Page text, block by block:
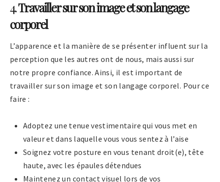
4.Travailler sur son image et son langage
corporel
L’apparence et la manière de se présenter influent sur la
perception que les autres ont de nous, mais aussi sur
notre propre confiance. Ainsi, il est important de
travailler sur son image et son langage corporel. Pour ce
faire :
Adoptez une tenue vestimentaire qui vous met en
valeur et dans laquelle vous vous sentez à l’aise
Soignez votre posture en vous tenant droit(e), tête
haute, avec les épaules détendues
Maintenez un contact visuel lors de vos